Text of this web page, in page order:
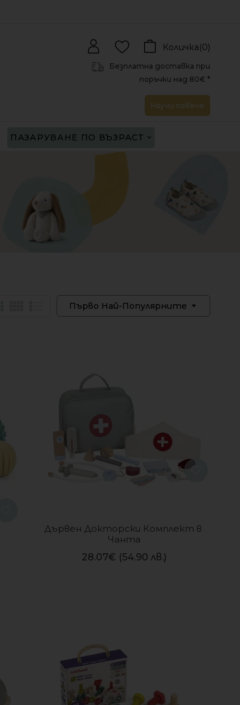
Количка(0)
Безплатна доставка при
поръчки над 80€ *
Научи повече
ПАЗАРУВАНЕ ПО ВЪЗРАСТ
Първо Най-Популярните
Дървен Докторски Комплект в
Чанта
28.07€ (54.90 лв.)